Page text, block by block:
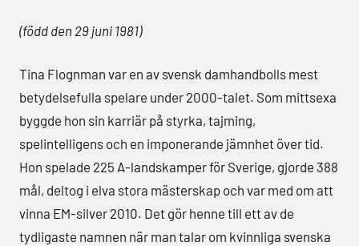
(född den 29 juni 1981)
Tina Flognman var en av svensk damhandbolls mest
betydelsefulla spelare under 2000-talet. Som mittsexa
byggde hon sin karriär på styrka, tajming,
spelintelligens och en imponerande jämnhet över tid.
Hon spelade 225 A-landskamper för Sverige, gjorde 388
mål, deltog i elva stora mästerskap och var med om att
vinna EM-silver 2010. Det gör henne till ett av de
tydligaste namnen när man talar om kvinnliga svenska